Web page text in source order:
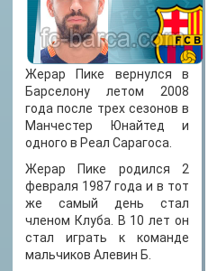
ВЕС
85 кг
РОСТ
192 см
Жерар Пике вернулся в
Барселону летом 2008
года после трех сезонов в
Манчестер Юнайтед и
одного в Реал Сарагоса.
Жерар Пике родился 2
февраля 1987 года и в тот
же самый день стал
членом Клуба. В 10 лет он
стал играть к команде
мальчиков Алевин Б.